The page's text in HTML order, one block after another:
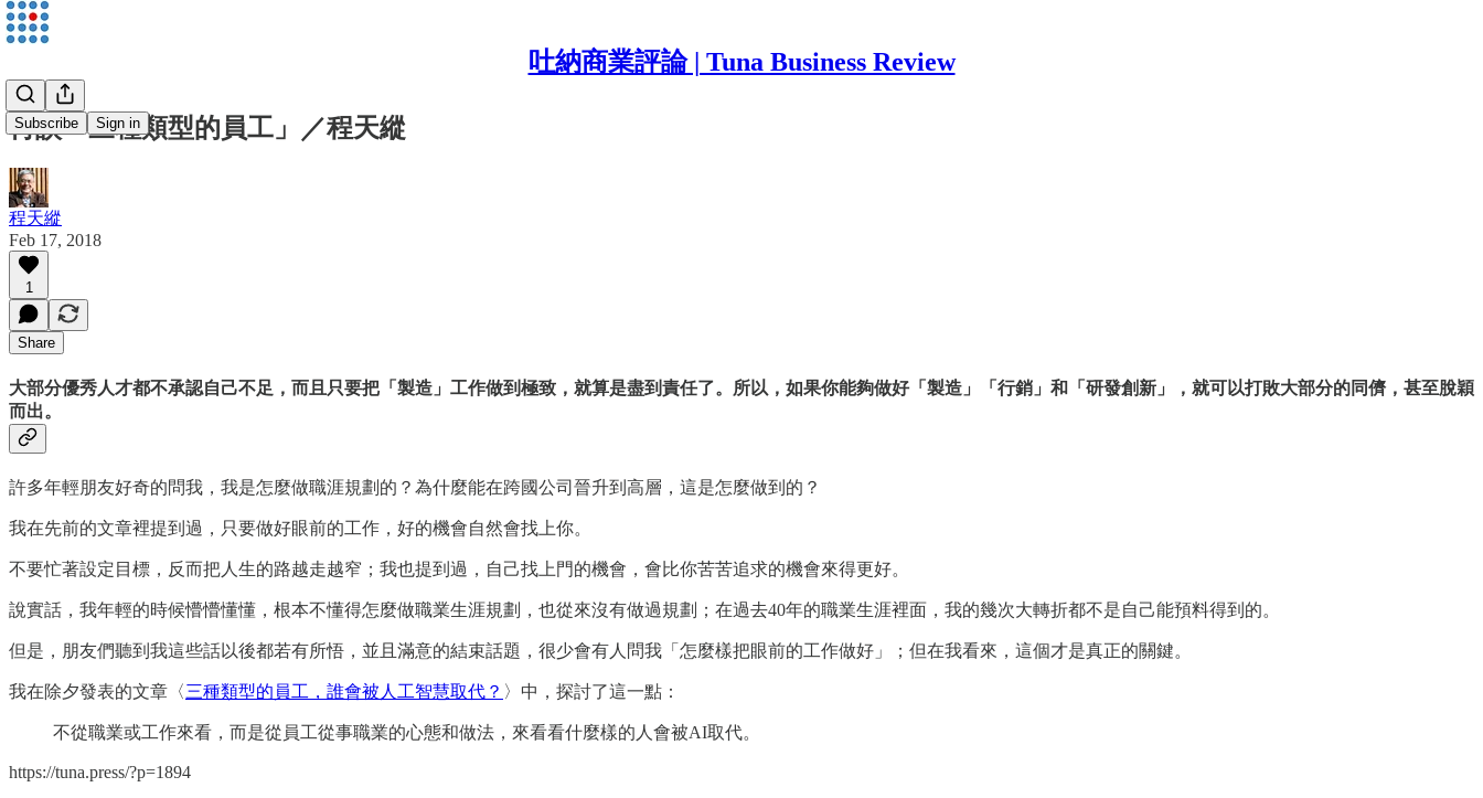
吐納商業評論 | Tuna Business Review
Subscribe Sign in
再談「三種類型的員工」／程天縱
程天縱
Feb 17, 2018
1
Share
大部分優秀人才都不承認自己不足，而且只要把「製造」工作做到極致，就算是盡到責任了。所以，如果你能夠做好「製造」「行銷」和「研發創新」，就可以打敗大部分的同儕，甚至脫穎
而出。
許多年輕朋友好奇的問我，我是怎麼做職涯規劃的？為什麼能在跨國公司晉升到高層，這是怎麼做到的？
我在先前的文章裡提到過，只要做好眼前的工作，好的機會自然會找上你。
不要忙著設定目標，反而把人生的路越走越窄；我也提到過，自己找上門的機會，會比你苦苦追求的機會來得更好。
說實話，我年輕的時候懵懵懂懂，根本不懂得怎麼做職業生涯規劃，也從來沒有做過規劃；在過去40年的職業生涯裡面，我的幾次大轉折都不是自己能預料得到的。
但是，朋友們聽到我這些話以後都若有所悟，並且滿意的結束話題，很少會有人問我「怎麼樣把眼前的工作做好」；但在我看來，這個才是真正的關鍵。
我在除夕發表的文章〈三種類型的員工，誰會被人工智慧取代？ 〉中，探討了這一點：
不從職業或工作來看，而是從員工從事職業的心態和做法，來看看什麼樣的人會被AI取代。
https://tuna.press/?p=1894